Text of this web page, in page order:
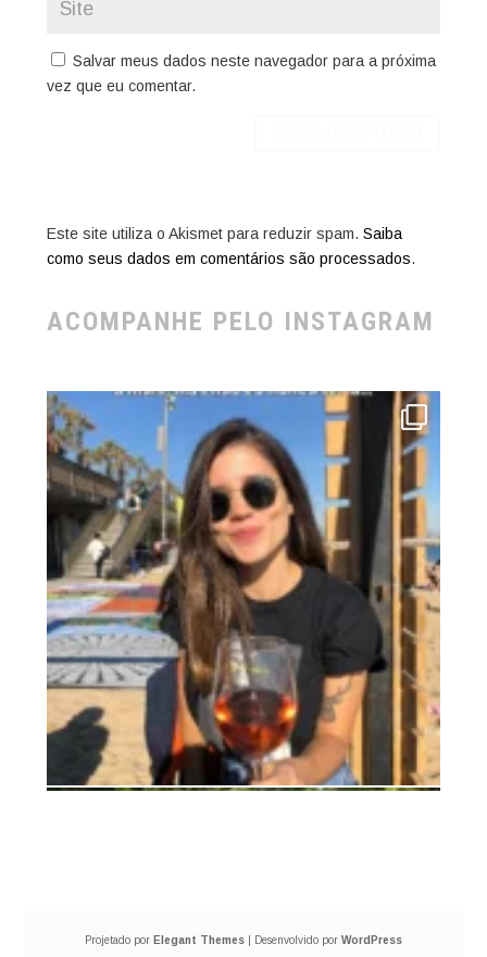
Salvar meus dados neste navegador para a próxima
vez que eu comentar.
Este site utiliza o Akismet para reduzir spam. Saiba
como seus dados em comentários são processados.
ACOMPANHE PELO INSTAGRAM
Projetado por Elegant Themes| Desenvolvido por WordPress